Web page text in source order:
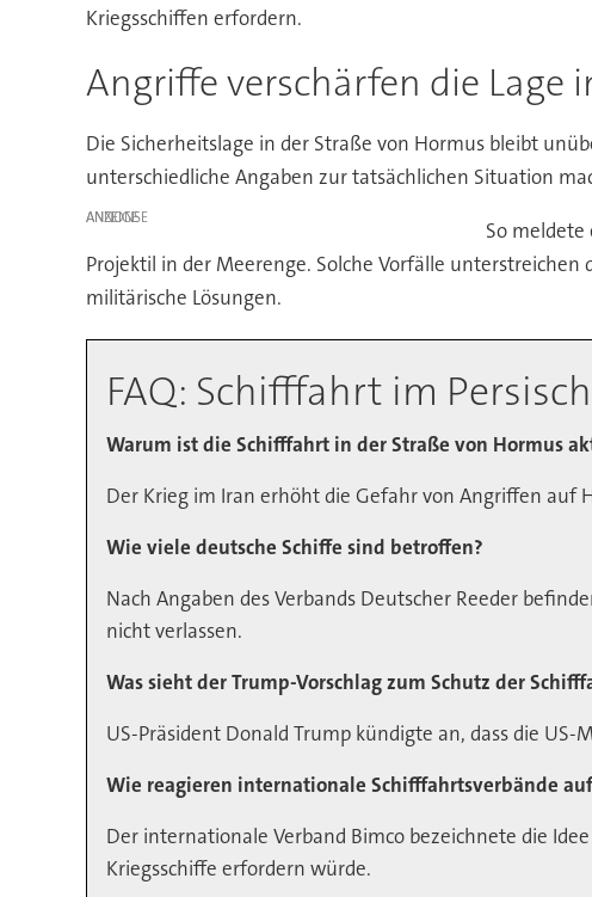
Kriegsschiffen erfordern.
Angriffe verschärfen die Lage
Die Sicherheitslage in der Straße von Hormus bleibt
unterschiedliche Angaben zur tatsächlichen Situation
ANZEIGE
So
Projektil in der Meerenge. Solche Vorfälle
militärische Lösungen.
FAQ: Schifffahrt im
Warum ist die Schifffahrt in der Straße von Hormus
Der Krieg im Iran erhöht die Gefahr von Angriffen auf
Wie viele deutsche Schiffe sind betroffen?
Nach Angaben des Verbands Deutscher Reeder
nicht verlassen.
Was sieht der Trump-Vorschlag zum Schutz der
US-Präsident Donald Trump kündigte an, dass die
Wie reagieren internationale Schifffahrtsverbände
Der internationale Verband Bimco bezeichnete die
Kriegsschiffe erfordern würde.